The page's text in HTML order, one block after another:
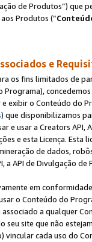
de Produtos”)
Produtos (“
e
os fins limitados de
Programa),
exibir o Conteúdo do
) que disponibilizamos
e usar a Creators
e esta Licença.
de dados,
a API de Divulgação
em
o Conteúdo do
a qualquer
seu site que não
vincular cada uso do